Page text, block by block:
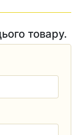
товару.